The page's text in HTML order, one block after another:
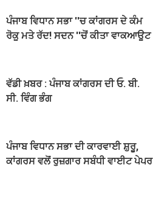
ਪੰਜਾਬ ਵਿਧਾਨ ਸਭਾ ''ਚ ਕਾਂਗਰਸ ਦੇ ਕੰਮ
ਰੋਕੂ ਮਤੇ ਰੱਦ! ਸਦਨ ''ਚੋਂ ਕੀਤਾ ਵਾਕਆਊਟ
ਵੱਡੀ ਖ਼ਬਰ : ਪੰਜਾਬ ਕਾਂਗਰਸ ਦੀ ਓ. ਬੀ.
ਸੀ. ਵਿੰਗ ਭੰਗ
ਪੰਜਾਬ ਵਿਧਾਨ ਸਭਾ ਦੀ ਕਾਰਵਾਈ ਸ਼ੁਰੂ,
ਕਾਂਗਰਸ ਵਲੋਂ ਰੁਜ਼ਗਾਰ ਸਬੰਧੀ ਵਾਈਟ ਪੇਪਰ